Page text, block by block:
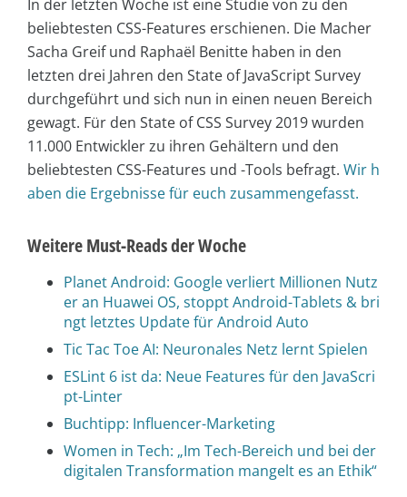
In der letzten Woche ist eine Studie von zu den
beliebtesten CSS-Features erschienen. Die Macher
Sacha Greif und Raphaël Benitte haben in den
letzten drei Jahren den State of JavaScript Survey
durchgeführt und sich nun in einen neuen Bereich
gewagt. Für den State of CSS Survey 2019 wurden
11.000 Entwickler zu ihren Gehältern und den
beliebtesten CSS-Features und -Tools befragt. Wir h
aben die Ergebnisse für euch zusammengefasst.
Weitere Must-Reads der Woche
Planet Android: Google verliert Millionen Nutz
er an Huawei OS, stoppt Android-Tablets & bri
ngt letztes Update für Android Auto
Tic Tac Toe AI: Neuronales Netz lernt Spielen
ESLint 6 ist da: Neue Features für den JavaScri
pt-Linter
Buchtipp: Influencer-Marketing
Women in Tech: „Im Tech-Bereich und bei der
digitalen Transformation mangelt es an Ethik“